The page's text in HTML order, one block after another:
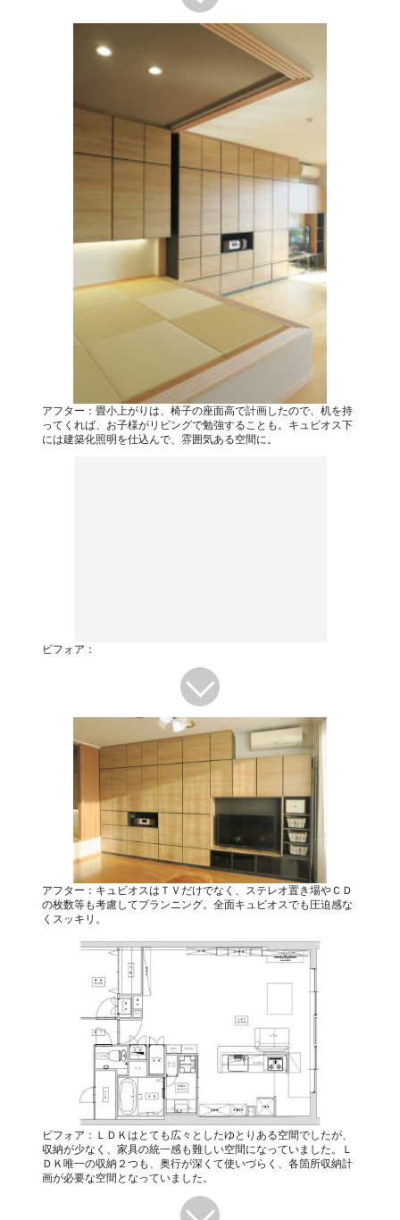
アフター：畳小上がりは、椅子の座面高で計画したので、机を持
ってくれば、お子様がリビングで勉強することも。キュビオス下
には建築化照明を仕込んで、雰囲気ある空間に。
ビフォア：
アフター：キュビオスはＴＶだけでなく、ステレオ置き場やＣＤ
の枚数等も考慮してプランニング。全面キュビオスでも圧迫感な
くスッキリ。
ビフォア：ＬＤＫはとても広々としたゆとりある空間でしたが、
収納が少なく、家具の統一感も難しい空間になっていました。Ｌ
ＤＫ唯一の収納２つも、奥行が深くて使いづらく、各箇所収納計
画が必要な空間となっていました。